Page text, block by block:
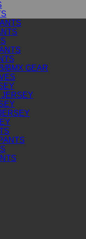
BMX GEAR
JERSEY